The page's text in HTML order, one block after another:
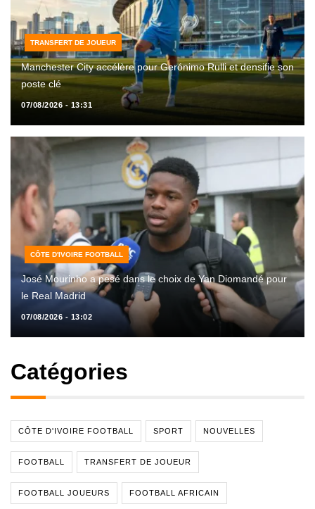
TRANSFERT DE JOUEUR
Manchester City accélère pour Gerónimo Rulli et densifie son
poste clé
07/08/2026 - 13:31
CÔTE D'IVOIRE FOOTBALL
José Mourinho a pesé dans le choix de Yan Diomandé pour
le Real Madrid
07/08/2026 - 13:02
Catégories
CÔTE D'IVOIRE FOOTBALL SPORT NOUVELLES
FOOTBALL TRANSFERT DE JOUEUR
FOOTBALL JOUEURS FOOTBALL AFRICAIN